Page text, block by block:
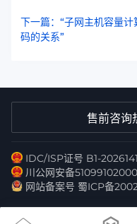
下一篇：“子网主机容量
码的关系”
售前咨询
IDC/ISP证号 B1-
川公网安备
网站备案号 蜀ICP备